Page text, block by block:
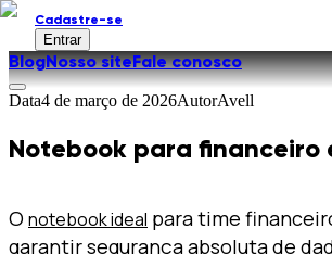
Cadastre-se
Entrar
BlogNosso siteFale conosco
Data4 de março de 2026AutorAvell
Notebook para
O notebook ideal para time
garantir segurança absoluta de